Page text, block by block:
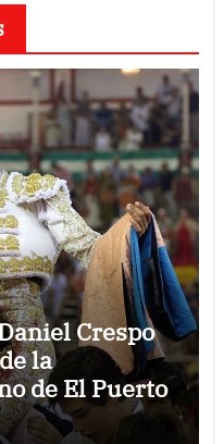
Crespo
la
de El Puerto